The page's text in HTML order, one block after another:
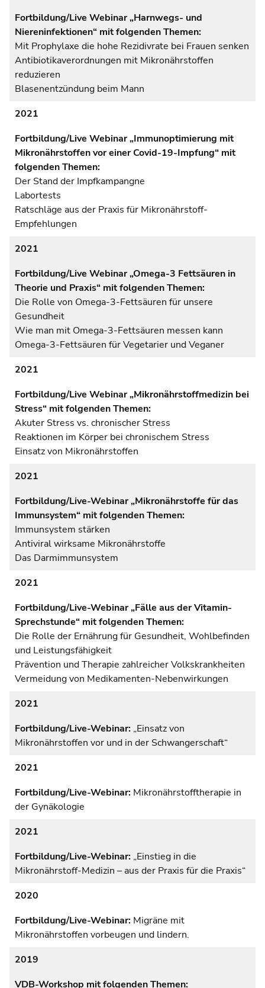
Fortbildung/Live Webinar „Harnwegs- und
Niereninfektionen“ mit folgenden Themen:
Mit Prophylaxe die hohe Rezidivrate bei Frauen senken
Antibiotikaverordnungen mit Mikronährstoffen
reduzieren
Blasenentzündung beim Mann
2021
Fortbildung/Live Webinar „Immunoptimierung mit
Mikronährstoffen vor einer Covid-19-Impfung“ mit
folgenden Themen:
Der Stand der Impfkampangne
Labortests
Ratschläge aus der Praxis für Mikronährstoff-
Empfehlungen
2021
Fortbildung/Live Webinar „Omega-3 Fettsäuren in
Theorie und Praxis“ mit folgenden Themen:
Die Rolle von Omega-3-Fettsäuren für unsere
Gesundheit
Wie man mit Omega-3-Fettsäuren messen kann
Omega-3-Fettsäuren für Vegetarier und Veganer
2021
Fortbildung/Live Webinar „Mikronährstoffmedizin bei
Stress“ mit folgenden Themen:
Akuter Stress vs. chronischer Stress
Reaktionen im Körper bei chronischem Stress
Einsatz von Mikronährstoffen
2021
Fortbildung/Live-Webinar „Mikronährstoffe für das
Immunsystem“ mit folgenden Themen:
Immunsystem stärken
Antiviral wirksame Mikronährstoffe
Das Darmimmunsystem
2021
Fortbildung/Live-Webinar „Fälle aus der Vitamin-
Sprechstunde“ mit folgenden Themen:
Die Rolle der Ernährung für Gesundheit, Wohlbefinden
und Leistungsfähigkeit
Prävention und Therapie zahlreicher Volkskrankheiten
Vermeidung von Medikamenten-Nebenwirkungen
2021
Fortbildung/Live-Webinar: „Einsatz von
Mikronährstoffen vor und in der Schwangerschaft“
2021
Fortbildung/Live-Webinar: Mikronährstofftherapie in
der Gynäkologie
2021
Fortbildung/Live-Webinar: „Einstieg in die
Mikronährstoff-Medizin – aus der Praxis für die Praxis“
2020
Fortbildung/Live-Webinar: Migräne mit
Mikronährstoffen vorbeugen und lindern.
2019
VDB-Workshop mit folgenden Themen: